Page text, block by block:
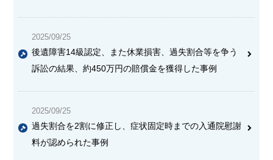
2025/09/25
後遺障害14級認定、また休業損害、過失割合等を争う
訴訟の結果、約450万円の賠償金を獲得した事例
2025/09/25
過失割合を2割に修正し、症状固定時までの入通院慰謝
料が認められた事例